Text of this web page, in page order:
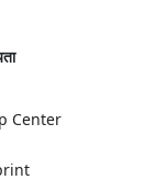
Center